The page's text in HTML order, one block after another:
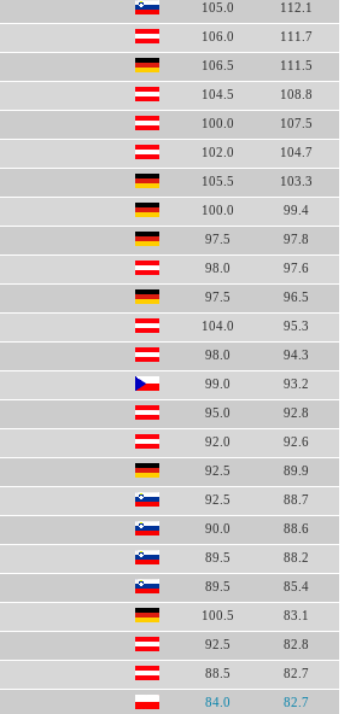
105.0 112.1
106.0 111.7
106.5 111.5
104.5 108.8
100.0 107.5
102.0 104.7
105.5 103.3
100.0 99.4
97.5 97.8
98.0 97.6
97.5 96.5
104.0 95.3
98.0 94.3
99.0 93.2
95.0 92.8
92.0 92.6
92.5 89.9
92.5 88.7
90.0 88.6
89.5 88.2
89.5 85.4
100.5 83.1
92.5 82.8
88.5 82.7
84.0 82.7